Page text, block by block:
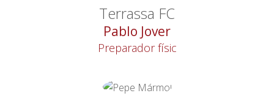
Terrassa FC
Pablo Jover
Preparador físic